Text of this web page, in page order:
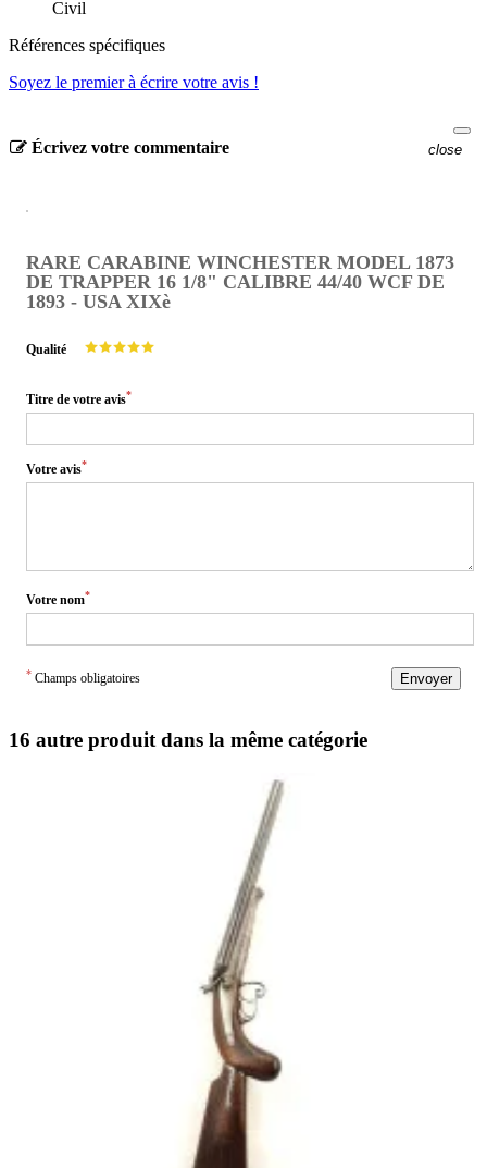
Civil
Références spécifiques
Soyez le premier à écrire votre avis !
Écrivez votre commentaire close
RARE CARABINE WINCHESTER MODEL 1873
DE TRAPPER 16 1/8" CALIBRE 44/40 WCF DE
1893 - USA XIXè
Qualité
Titre de votre avis*
Votre avis*
Votre nom*
* Champs obligatoires Envoyer
16 autre produit dans la même catégorie